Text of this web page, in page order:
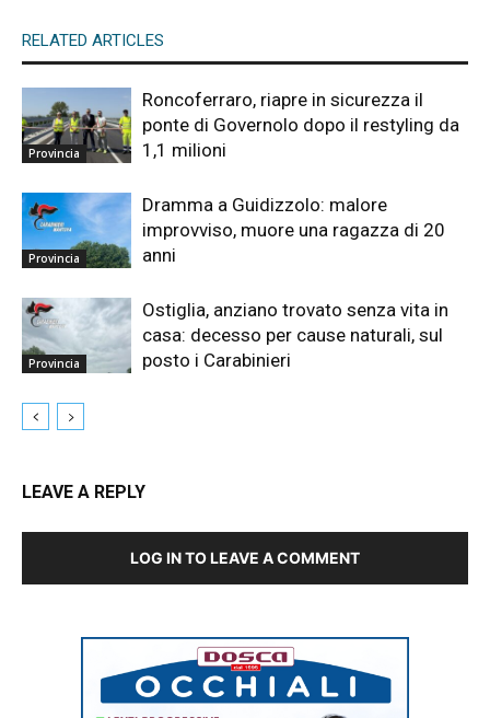
RELATED ARTICLES
Provincia
Roncoferraro, riapre in sicurezza il
ponte di Governolo dopo il restyling da
1,1 milioni
Provincia
Dramma a Guidizzolo: malore
improvviso, muore una ragazza di 20
anni
Provincia
Ostiglia, anziano trovato senza vita in
casa: decesso per cause naturali, sul
posto i Carabinieri
LEAVE A REPLY
LOG IN TO LEAVE A COMMENT